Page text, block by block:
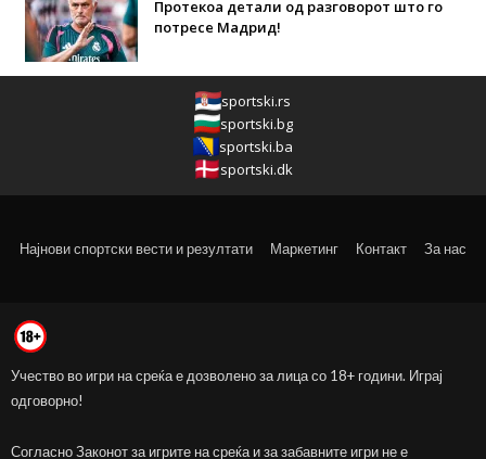
Протекоа детали од разговорот што го
потресе Мадрид!
sportski.rs
sportski.bg
sportski.ba
sportski.dk
Најнови спортски вести и резултати Маркетинг Контакт За нас
Учество во игри на среќа е дозволено за лица со 18+ години. Играј
одговорно!
Согласно Законот за игрите на среќа и за забавните игри не е